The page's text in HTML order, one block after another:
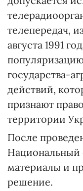
телепередач,
августа 1991
государства-
действий,
признают
территории
После
Национальный
материалы и
решение.